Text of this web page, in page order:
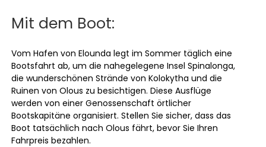
Mit dem Boot:
Vom Hafen von Elounda legt im Sommer täglich eine
Bootsfahrt ab, um die nahegelegene Insel Spinalonga,
die wunderschönen Strände von Kolokytha und die
Ruinen von Olous zu besichtigen. Diese Ausflüge
werden von einer Genossenschaft örtlicher
Bootskapitäne organisiert. Stellen Sie sicher, dass das
Boot tatsächlich nach Olous fährt, bevor Sie Ihren
Fahrpreis bezahlen.